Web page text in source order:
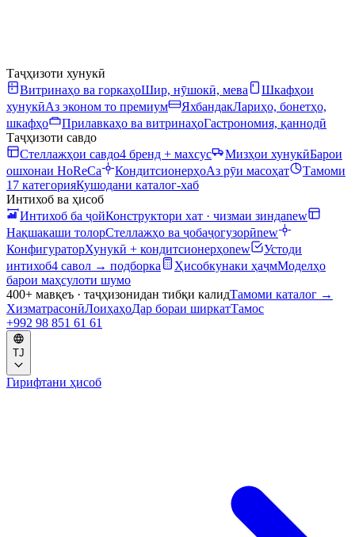
Таҷҳизоти хунукӣ
Витринаҳо ва горкаҳоШир, нӯшокӣ, мева
Шкафҳои
хунукӣАз эконом то премиум ЯхбандакЛариҳо, бонетҳо,
шкафҳо
Прилавкаҳо ва витринаҳоГастрономия, қаннодӣ
Таҷҳизоти савдо
Стеллажҳои савдо4 бренд + махсус Мизҳои хунукӣБарои
ошхонаи HoReCa
КондитсионерҳоАз рӯи масоҳат
Тамоми
17 категорияКушодани каталог-хаб
Интихоб ва ҳисоб
Интихоб ба ҷойКонструктори хат · чизмаи зиндаnew
Нақшакаши толорСтеллажҳо ва ҷобаҷогузорӣnew
КонфигураторХунукӣ + кондитсионерҳоnew
Устоди
интихоб4 савол → подборка Ҳисобкунаки ҳаҷмМоделҳо
барои маҳсулоти шумо
400+ мавқеъ · таҷҳизонидан тибқи калидТамоми каталог →
ХизматрасонӣЛоиҳаҳоДар бораи ширкатТамос
+992 98 851 61 61
TJ
Гирифтани ҳисоб